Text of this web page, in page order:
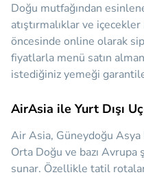
Doğu mutfağından
atıştırmalıklar ve
öncesinde online olarak
fiyatlarla menü satın
istediğiniz yemeği
AirAsia ile Yurt Dışı
Air Asia, Güneydoğu
Orta Doğu ve bazı
sunar. Özellikle tatil